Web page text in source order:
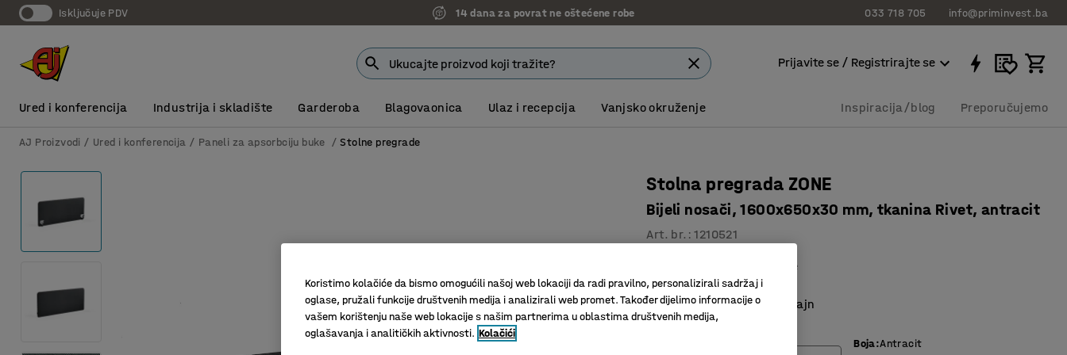
Isključuje PDV 14 dana za povrat ne oštećene robe 033 718 705 info@priminvest.ba
Prijavite se / Registrirajte se
Ured i konferencija Industrija i skladište Garderoba Blagovaonica Ulaz i recepcija Vanjsko okruženje Inspiracija/blog Preporučujemo
AJ Proizvodi Ured i konferencija Paneli za apsorbciju buke Stolne pregrade
Stolna pregrada ZONE
Bijeli nosači, 1600x650x30 mm, tkanina Rivet, antracit
Art. br. :1210521
Učinkovito upijanje buke
Komplet sa spojnicama
Elegantan i moderan dizajn
Boja:Antracit
Koristimo kolačiće da bismo omogućili našoj web lokaciji da radi pravilno, personalizirali sadržaj i
oglase, pružali funkcije društvenih medija i analizirali web promet. Također dijelimo informacije o
vašem korištenju naše web lokacije s našim partnerima u oblastima društvenih medija,
oglašavanja i analitičkih aktivnosti. Kolačići